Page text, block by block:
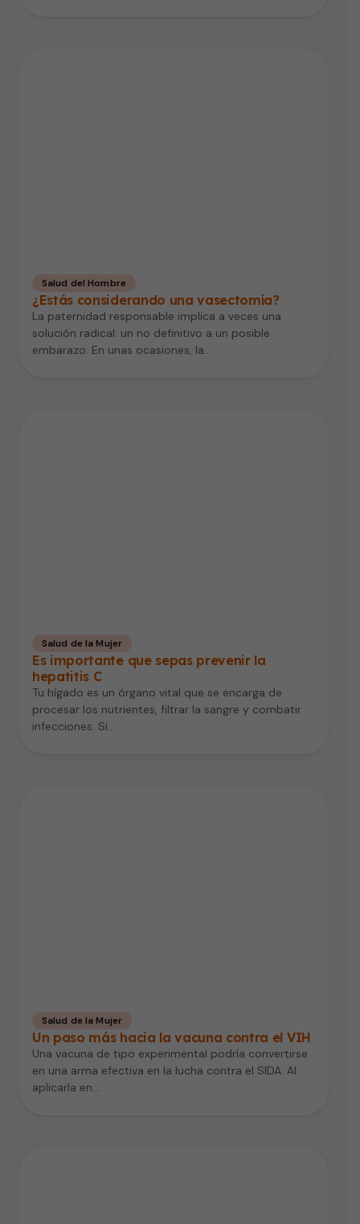
Salud del Hombre
¿Estás considerando una vasectomía?
La paternidad responsable implica a veces una
solución radical: un no definitivo a un posible
embarazo. En unas ocasiones, la…
Salud de la Mujer
Es importante que sepas prevenir la
hepatitis C
Tu hígado es un órgano vital que se encarga de
procesar los nutrientes, filtrar la sangre y combatir
infecciones. Si…
Salud de la Mujer
Un paso más hacia la vacuna contra el VIH
Una vacuna de tipo experimental podría convertirse
en una arma efectiva en la lucha contra el SIDA. Al
aplicarla en…